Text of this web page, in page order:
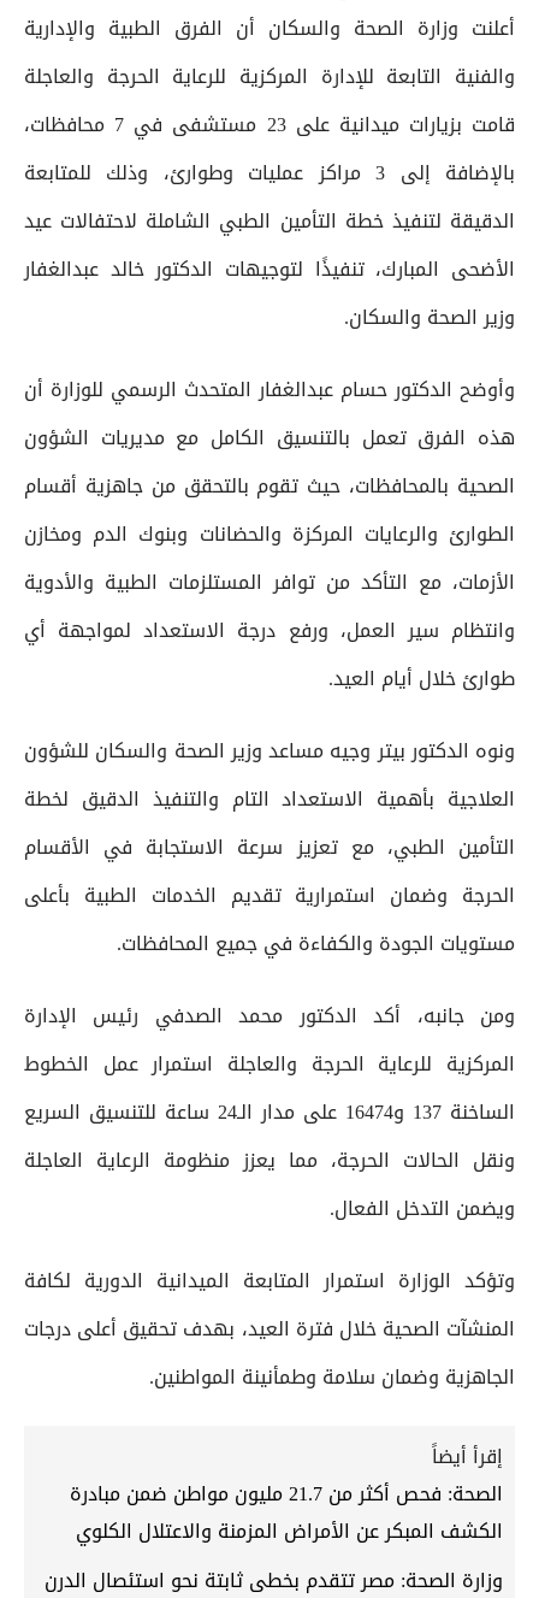
أعلنت وزارة الصحة والسكان أن الفرق الطبية والإدارية
والفنية التابعة للإدارة المركزية للرعاية الحرجة والعاجلة
قامت بزيارات ميدانية على 23 مستشفى في 7 محافظات،
بالإضافة إلى 3 مراكز عمليات وطوارئ، وذلك للمتابعة
الدقيقة لتنفيذ خطة التأمين الطبي الشاملة لاحتفالات عيد
الأضحى المبارك، تنفيذًا لتوجيهات الدكتور خالد عبدالغفار
وزير الصحة والسكان.
وأوضح الدكتور حسام عبدالغفار المتحدث الرسمي للوزارة أن
هذه الفرق تعمل بالتنسيق الكامل مع مديريات الشؤون
الصحية بالمحافظات، حيث تقوم بالتحقق من جاهزية أقسام
الطوارئ والرعايات المركزة والحضانات وبنوك الدم ومخازن
الأزمات، مع التأكد من توافر المستلزمات الطبية والأدوية
وانتظام سير العمل، ورفع درجة الاستعداد لمواجهة أي
طوارئ خلال أيام العيد.
ونوه الدكتور بيتر وجيه مساعد وزير الصحة والسكان للشؤون
العلاجية بأهمية الاستعداد التام والتنفيذ الدقيق لخطة
التأمين الطبي، مع تعزيز سرعة الاستجابة في الأقسام
الحرجة وضمان استمرارية تقديم الخدمات الطبية بأعلى
مستويات الجودة والكفاءة في جميع المحافظات.
ومن جانبه، أكد الدكتور محمد الصدفي رئيس الإدارة
المركزية للرعاية الحرجة والعاجلة استمرار عمل الخطوط
الساخنة 137 و16474 على مدار الـ24 ساعة للتنسيق السريع
ونقل الحالات الحرجة، مما يعزز منظومة الرعاية العاجلة
ويضمن التدخل الفعال.
وتؤكد الوزارة استمرار المتابعة الميدانية الدورية لكافة
المنشآت الصحية خلال فترة العيد، بهدف تحقيق أعلى درجات
الجاهزية وضمان سلامة وطمأنينة المواطنين.
إقرأ أيضاً
الصحة: فحص أكثر من 21.7 مليون مواطن ضمن مبادرة
الكشف المبكر عن الأمراض المزمنة والاعتلال الكلوي
وزارة الصحة: مصر تتقدم بخطى ثابتة نحو استئصال الدرن